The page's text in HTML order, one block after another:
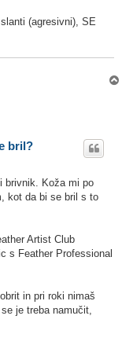
(agresivni), SE
bril?
brivnik. Koža mi po
kot da bi se bril s to
Artist Club
s Feather Professional
in pri roki nimaš
je treba namučit,